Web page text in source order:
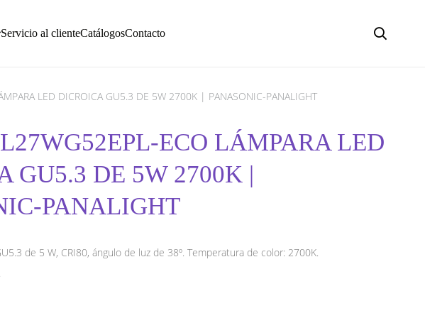
Servicio al clienteCatálogosContacto
LED DICROICA GU5.3 DE 5W 2700K | PANASONIC-PANALIGHT
ECO LÁMPARA LED
GU5.3 DE 5W 2700K |
PANALIGHT
de 5 W, CRI80, ángulo de luz de 38º. Temperatura de color: 2700K.